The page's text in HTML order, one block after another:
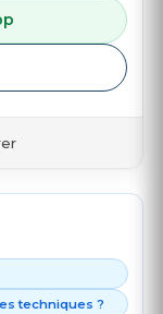
techniques ?